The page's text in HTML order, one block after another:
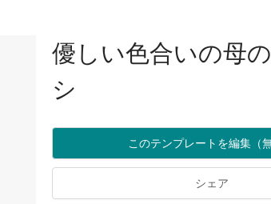
優しい色合いの母
シ
このテンプレートを編集（無
シェア